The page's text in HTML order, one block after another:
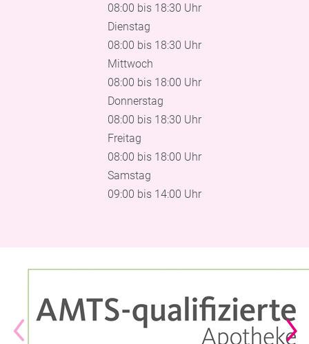
08:00 bis 18:30 Uhr
Dienstag
08:00 bis 18:30 Uhr
Mittwoch
08:00 bis 18:00 Uhr
Donnerstag
08:00 bis 18:30 Uhr
Freitag
08:00 bis 18:00 Uhr
Samstag
09:00 bis 14:00 Uhr